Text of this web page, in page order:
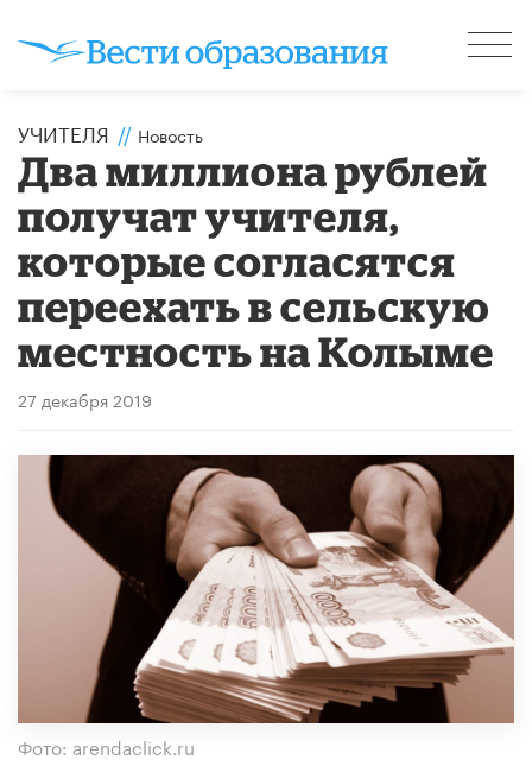
УЧИТЕЛЯ // Новость
Два миллиона рублей
получат учителя,
которые согласятся
переехать в сельскую
местность на Колыме
27 декабря 2019
Фото: arendaclick.ru